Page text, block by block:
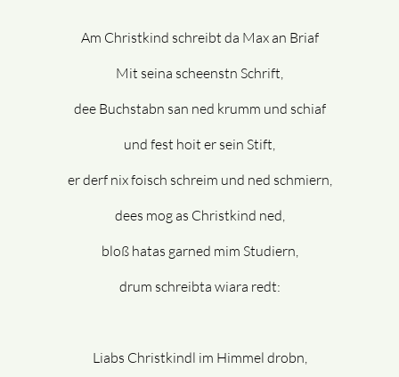
Am Christkind schreibt da Max an Briaf
Mit seina scheenstn Schrift,
dee Buchstabn san ned krumm und schiaf
und fest hoit er sein Stift,
er derf nix foisch schreim und ned schmiern,
dees mog as Christkind ned,
bloß hatas garned mim Studiern,
drum schreibta wiara redt:
Liabs Christkindl im Himmel drobn,